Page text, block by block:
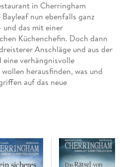
in Cherringham
nun ebenfalls ganz
und das mit einer
Küchenchefin. Doch dann
Anschläge und aus der
eine verhängnisvolle
herausfinden, was und
auf das neue